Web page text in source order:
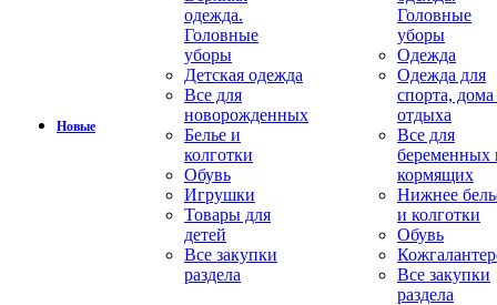
Новые
одежда.
Головные
уборы
Детская одежда
Все для
новорожденных
Белье и
колготки
Обувь
Игрушки
Товары для
детей
Все закупки
раздела
Головные
уборы
Одежда
Одежда для
спорта,
отдыха
Все для
беременных
кормящих
Нижнее
и колготки
Обувь
Все закупки
раздела